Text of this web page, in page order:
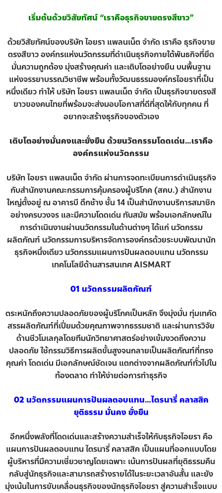
เริ่มต้นด้วยวิสัยทัศน์ “เราคือธุรกิจขายตรงสีขาว”
ด้วยวิสัยทัศน์ของบริษัท ไอยรา แพลนเน็ต จำกัด เราคือ ธุรกิจขาย
ตรงสีขาว องค์กรแห่งนวัตกรรมที่ดำเนินธุรกิจภายใต้พันธกิจที่ยึด
มั่นความถูกต้อง มุ่งสร้างคุณค่า และเติบโตอย่างยืน บนพื้นฐาน
แห่งจรรยาบรรณวิชาชีพ พร้อมทั้งวัฒนธรรมองค์กรไอยราที่เป็น
หนึ่งเดียว ทำให้ บริษัท ไอยรา แพลนเน็ต จำกัด เป็นธุรกิจขายตรงสี
ขาวของคนไทยที่พร้อมจะส่งมอบโอกาสที่ดีที่สุดให้กับทุกคน ที่
อยากจะสร้างธุรกิจของตัวเอง
เติบโตอย่างมั่นคงและยั่งยืน ด้วยนวัตกรรมโดดเด่น…เราคือ
องค์กรแห่งนวัตกรรม
บริษัท ไอยรา แพลนเน็ต จำกัด ผ่านการจดทะเบียนการดำเนินธุรกิจ
กับสำนักงานคณะกรรมการคุ้มครองผู้บริโภค (สคบ.) สำนักงาน
ใหญ่ตั้งอยู่ ณ อาคารบี ตึกช้าง ชั้น 14 เป็นสำนักงานบริการสมาชิก
อย่างครบวงจร และมีความโดดเด่น ทันสมัย พร้อมเอกลักษณ์ใน
การดำเนินงานผ่านนวัตกรรมในด้านต่างๆ ได้แก่ นวัตกรรม
ผลิตภัณฑ์ นวัตกรรมการบริหารจัดการองค์กรด้วยระบบพัฒนานัก
ธุรกิจหนึ่งเดียว นวัตกรรมแผนการปันผลตอบแทน นวัตกรรม
เทคโนโลยีด้านสารสนเทศ AISMART
01 นวัตกรรมผลิตภัณฑ์
ตระหนักถึงความปลอดภัยของผู้บริโภคเป็นหลัก จึงมุ่งมั่น ทุ่มเทคัด
สรรผลิตภัณฑ์ที่เปี่ยมด้วยคุณภาพจากธรรมชาติ และผ่านการวิจัย
ด้านชีวโมเลกุลโดยทีมนักวิทยาศาสตร์อย่างเข้มงวดถึงความ
ปลอดภัย ใช้กรรมวิธีการผลิตขั้นสูงจนกลายเป็นผลิตภัณฑ์ที่ทรง
คุณค่า โดดเด่น มีเอกลักษณ์ชัดเจน แตกต่างจากผลิตภัณฑ์ทั่วไปใน
ท้องตลาด ทำให้ง่ายต่อการทำธุรกิจ
02 นวัตกรรมแผนการปันผลตอบแทน…ไตรนารี่ คลาสสิค
ยุติธรรม มั่นคง ยั่งยืน
อีกหนึ่งพลังที่โดดเด่นและสร้างความสำเร็จให้กับธุรกิจไอยรา คือ
แผนการปันผลตอบแทน ไตรนารี่ คลาสสิค เป็นแผนที่ออกแบบโดย
ผู้บริหารที่มีความเชี่ยวชาญโดยเฉพาะ เน้นการปันผลที่ยุติธรรมคืน
กลับสู่นักธุรกิจและสามารถสร้างรายได้ในระยะเวลาอันสั้น และยัง
มุ่งเน้นในการขับเคลื่อนธุรกิจของนักธุรกิจไอยรา สู่ความสำเร็จแบบ